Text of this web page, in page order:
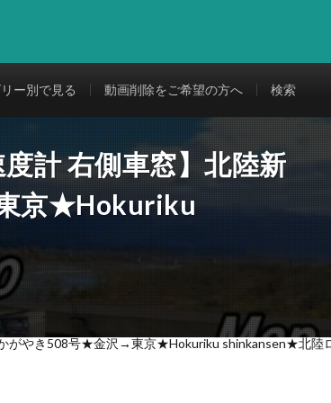
ー別で見る 動画削除をご希望の方へ 検索
計 右側車窓】北陸新
京★Hokuriku
がやき508号★金沢→東京★Hokuriku shinkansen★北陸